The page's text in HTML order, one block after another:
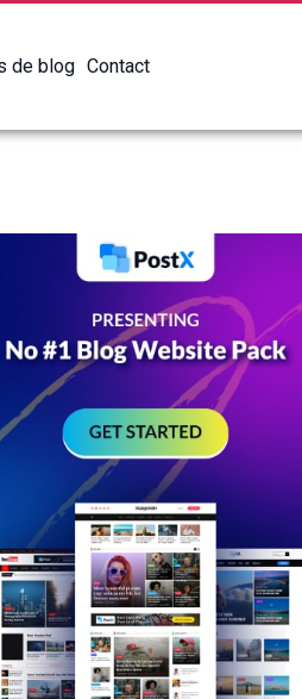
de blog Contact